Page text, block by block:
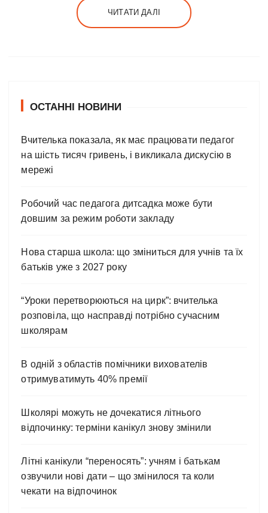
ЧИТАТИ ДАЛІ
ОСТАННІ НОВИНИ
Вчителька показала, як має працювати педагог
на шість тисяч гривень, і викликала дискусію в
мережі
Робочий час педагога дитсадка може бути
довшим за режим роботи закладу
Нова старша школа: що зміниться для учнів та їх
батьків уже з 2027 року
“Уроки перетворюються на цирк”: вчителька
розповіла, що насправді потрібно сучасним
школярам
В одній з областів помічники вихователів
отримуватимуть 40% премії
Школярі можуть не дочекатися літнього
відпочинку: терміни канікул знову змінили
Літні канікули “переносять”: учням і батькам
озвучили нові дати – що змінилося та коли
чекати на відпочинок